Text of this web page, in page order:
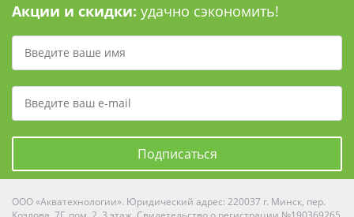
Акции и скидки: удачно сэкономить!
Подписаться
ООО «Акватехнологии». Юридический адрес: 220037 г. Минск, пер.